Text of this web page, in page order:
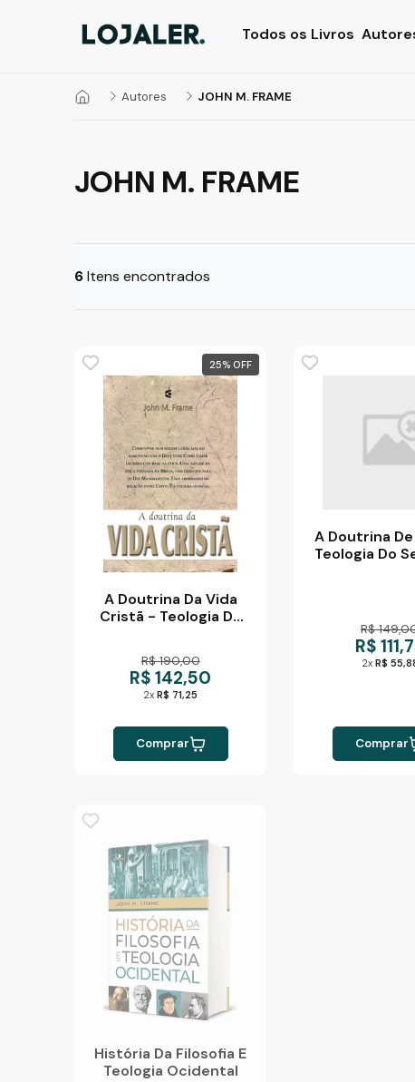
Todos os Livros
Autores JOHN M. FRAME
JOHN M. FRAME
6Itens encontrados
25%
A Doutrina Da Vida
Cristã - Teologia Do
R$ 190,00
R$ 142,50
2xR$ 71,25
Comprar
A Doutrina
Teologia Do
R$
R$
2x R$
Comprar
História Da Filosofia E
Teologia Ocidental